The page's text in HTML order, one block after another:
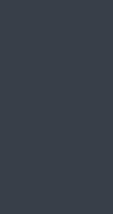
cuenta actualmente con
unidades médicas, más
la salud y un presupuesto
millones de pesos para
Asimismo, resaltó los
hospitalaria,
de personal y abasto de
estrategia Rutas de la
mantener niveles
abastecimiento en las
Durazo Montaño reiteró
presidenta Claudia
continuará consolidando
fuerte, moderno y
garantizar que las
a servicios médicos